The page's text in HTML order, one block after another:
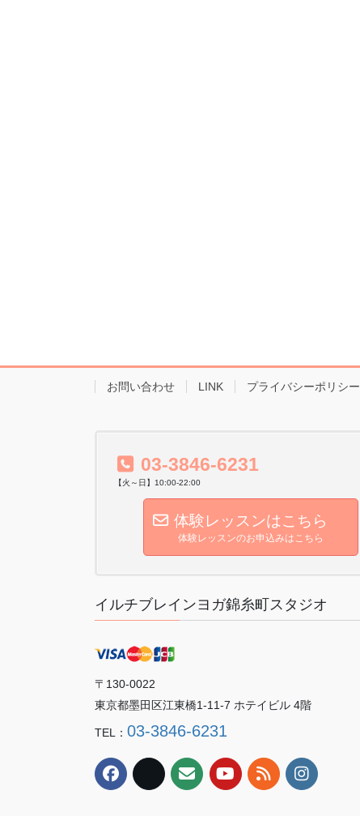
お問い合わせ LINK プライバシーポリシー
03-3846-6231
【火～日】10:00-22:00
体験レッスンはこちら
体験レッスンのお申込みはこちら
イルチブレインヨガ錦糸町スタジオ
〒130-0022
東京都墨田区江東橋1-11-7 ホテイビル 4階
TEL： 03-3846-6231